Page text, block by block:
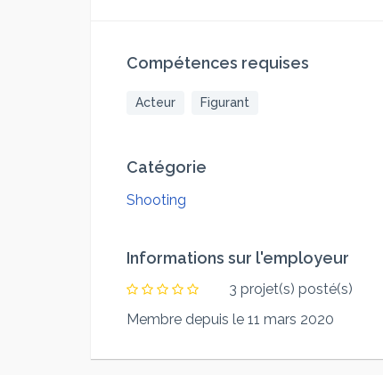
Compétences requises
Acteur Figurant
Catégorie
Shooting
Informations sur l'employeur
3 projet(s) posté(s)
Membre depuis le 11 mars 2020